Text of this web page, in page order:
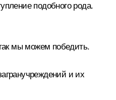
подобного рода.
мы можем победить.
и их